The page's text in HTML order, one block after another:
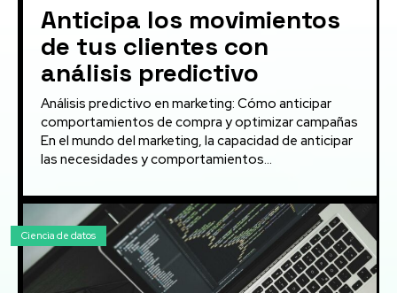
Anticipa los movimientos
de tus clientes con
análisis predictivo
Análisis predictivo en marketing: Cómo anticipar
comportamientos de compra y optimizar campañas
En el mundo del marketing, la capacidad de anticipar
las necesidades y comportamientos...
Ciencia de datos